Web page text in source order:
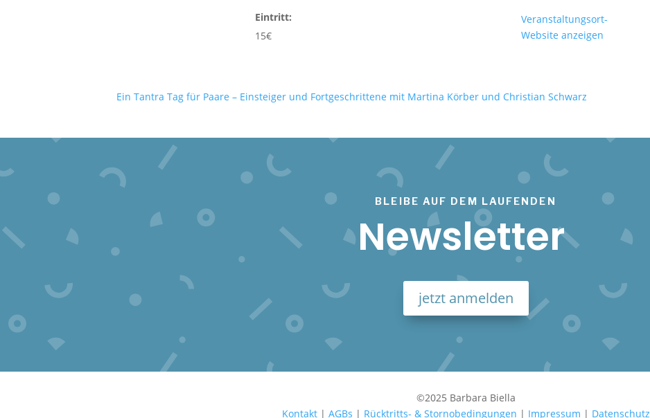
Eintritt:
15€
Veranstaltungsort-
Website anzeigen
Ein Tantra Tag für Paare – Einsteiger und Fortgeschrittene mit Martina Körber und Christian Schwarz
BLEIBE AUF DEM LAUFENDEN
Newsletter
jetzt anmelden
©2025 Barbara Biella
Kontakt| AGBs | Rücktritts- & Stornobedingungen | Impressum | Datenschutz